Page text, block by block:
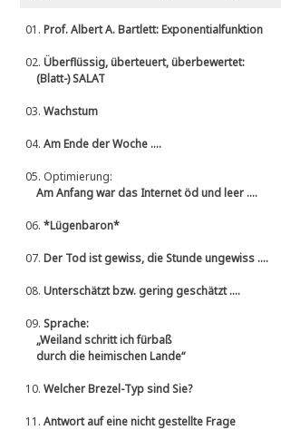
01.Prof. Albert A. Bartlett: Exponentialfunktion
02.Überflüssig, überteuert, überbewertet:
(Blatt-) SALAT
03.Wachstum
04.Am Ende der Woche ....
05. Optimierung:
Am Anfang war das Internet öd und leer ....
06.*Lügenbaron*
07.Der Tod ist gewiss, die Stunde ungewiss ....
08.Unterschätzt bzw. gering geschätzt ....
09.Sprache:
„Weiland schritt ich fürbaß
durch die heimischen Lande“
10.Welcher Brezel-Typ sind Sie?
11.Antwort auf eine nicht gestellte Frage